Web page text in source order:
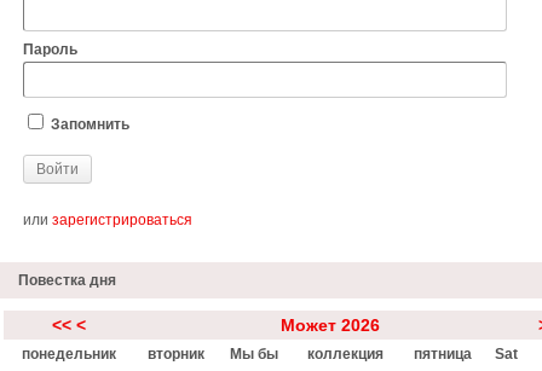
Пароль
Запомнить
или зарегистрироваться
Повестка дня
<< < Может 2026
понедельник вторник Мы бы коллекция пятница Sat